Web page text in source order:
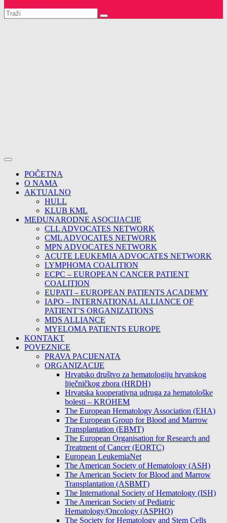
POČETNA
O NAMA
AKTUALNO
HULL
KLUB KML
MEĐUNARODNE ASOCIJACIJE
CLL ADVOCATES NETWORK
CML ADVOCATES NETWORK
MPN ADVOCATES NETWORK
ACUTE LEUKEMIA ADVOCATES NETWORK
LYMPHOMA COALITION
ECPC – EUROPEAN CANCER PATIENT
COALITION
EUPATI – EUROPEAN PATIENTS ACADEMY
IAPO – INTERNATIONAL ALLIANCE OF
PATIENT’S ORGANIZATIONS
MDS ALLIANCE
MYELOMA PATIENTS EUROPE
KONTAKT
POVEZNICE
PRAVA PACIJENATA
ORGANIZACIJE
Hrvatsko društvo za hematologiju hrvatskog
liječničkog zbora (HRDH)
Hrvatska kooperativna udruga za hematološke
bolesti – KROHEM
The European Hematology Association (EHA)
The European Group for Blood and Marrow
Transplantation (EBMT)
The European Organisation for Research and
Treatment of Cancer (EORTC)
European LeukemiaNet
The American Society of Hematology (ASH)
The American Society for Blood and Marrow
Transplantation (ASBMT)
The International Society of Hematology (ISH)
The American Society of Pediatric
Hematology/Oncology (ASPHO)
The Society for Hematology and Stem Cells